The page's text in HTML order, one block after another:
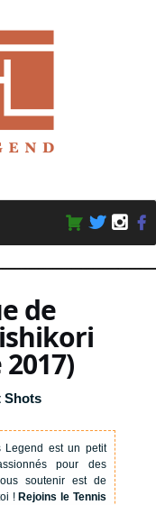
de
Shots
Legend est un petit
pour des
soutenir est de
!Rejoins le Tennis